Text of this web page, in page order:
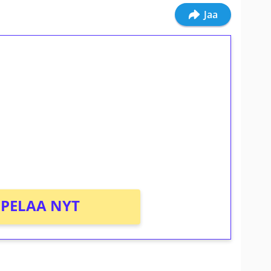
Jaa
PELAA NYT